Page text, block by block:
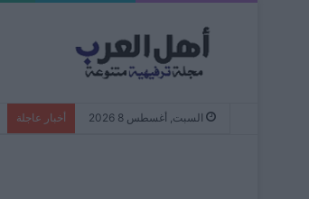
السبت, أغسطس 8 2026 أخبار عاجلة